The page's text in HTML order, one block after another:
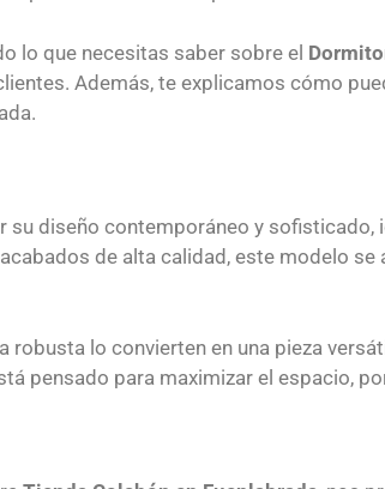
lo que necesitas saber sobre el
Además, te explicamos cómo
su diseño contemporáneo y
de alta calidad, este modelo
robusta lo convierten en una pieza
pensado para maximizar el espacio,